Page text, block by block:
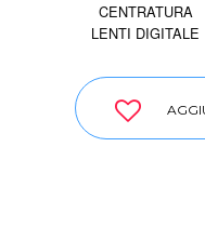
CENTRATURA
LENTI DIGITALE